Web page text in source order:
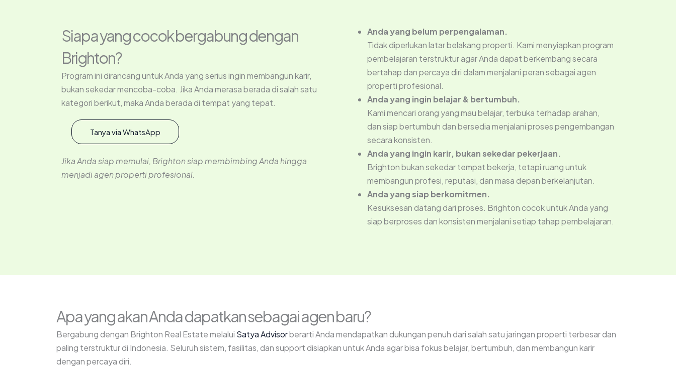
Siapa yang cocok bergabung dengan
Brighton?
Program ini dirancang untuk Anda yang serius ingin membangun karir,
bukan sekedar mencoba-coba. Jika Anda merasa berada di salah satu
kategori berikut, maka Anda berada di tempat yang tepat.
Tanya via WhatsApp
Jika Anda siap memulai, Brighton siap membimbing Anda hingga
menjadi agen properti profesional.
Anda yang belum perpengalaman.
Tidak diperlukan latar belakang properti. Kami menyiapkan program
pembelajaran terstruktur agar Anda dapat berkembang secara
bertahap dan percaya diri dalam menjalani peran sebagai agen
properti profesional.
Anda yang ingin belajar & bertumbuh.
Kami mencari orang yang mau belajar, terbuka terhadap arahan,
dan siap bertumbuh dan bersedia menjalani proses pengembangan
secara konsisten.
Anda yang ingin karir, bukan sekedar pekerjaan.
Brighton bukan sekedar tempat bekerja, tetapi ruang untuk
membangun profesi, reputasi, dan masa depan berkelanjutan.
Anda yang siap berkomitmen.
Kesuksesan datang dari proses. Brighton cocok untuk Anda yang
siap berproses dan konsisten menjalani setiap tahap pembelajaran.
Apa yang akan Anda dapatkan sebagai agen baru?
Bergabung dengan Brighton Real Estate melalui Satya Advisorberarti Anda mendapatkan dukungan penuh dari salah satu jaringan properti terbesar dan
paling terstruktur di Indonesia. Seluruh sistem, fasilitas, dan support disiapkan untuk Anda agar bisa fokus belajar, bertumbuh, dan membangun karir
dengan percaya diri.